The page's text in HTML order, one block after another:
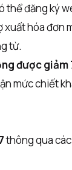
thể đăng ký
hóa đơn
từ.
được giảm
mức chiết
thông qua